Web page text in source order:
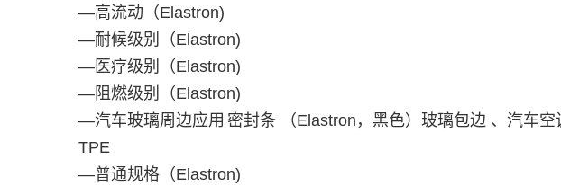
—高流动（Elastron)
—耐候级别（Elastron)
—医疗级别（Elastron)
—阻燃级别（Elastron)
—汽车玻璃周边应用 密封条 （Elastron ，黑色）玻璃包边 、汽车空
TPE
—普通规格（Elastron)